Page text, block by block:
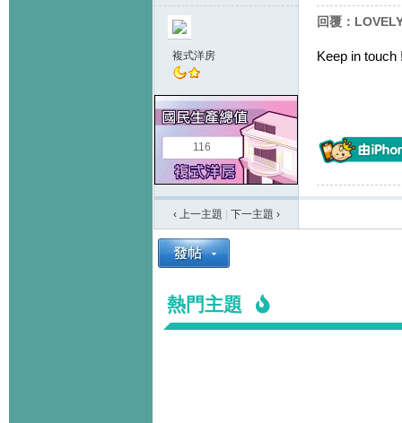
複式洋房
116
回覆：
Keep in touch
‹ 上一主題 下一主題 ›
熱門主題